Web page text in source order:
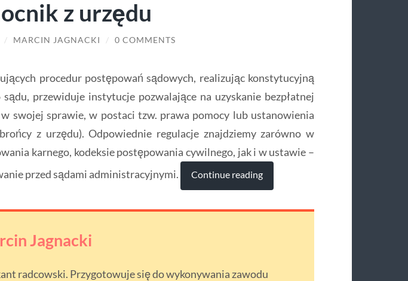
z urzędu
/ MARCIN JAGNACKI / 0 COMMENTS
procedur postępowań sądowych, realizując konstytucyjną
sądu, przewiduje instytucje pozwalające na uzyskanie bezpłatnej
swojej sprawie, w postaci tzw. prawa pomocy lub ustanowienia
z urzędu). Odpowiednie regulacje znajdziemy zarówno w
karnego, kodeksie postępowania cywilnego, jak i w ustawie –
przed sądami administracyjnymi.
Continue reading
Jagnacki
radcowski. Przygotowuje się do wykonywania zawodu